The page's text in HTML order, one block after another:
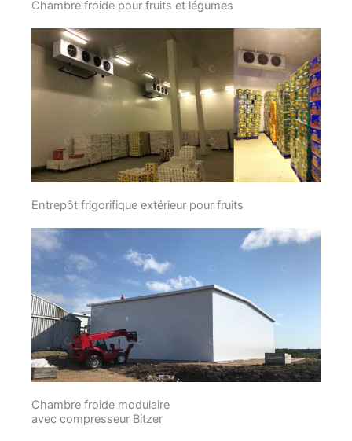
Chambre froide pour fruits et légumes
Entrepôt frigorifique extérieur pour fruits
Chambre froide modulaire
avec compresseur Bitzer